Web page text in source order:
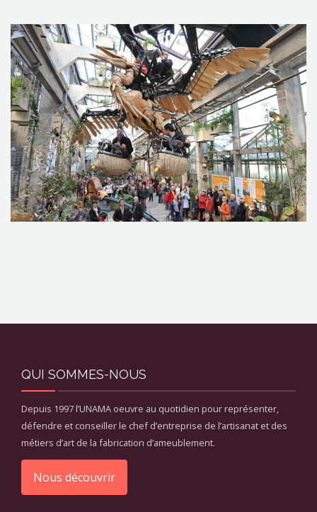
QUI SOMMES-NOUS
Depuis 1997 l’UNAMA oeuvre au quotidien pour représenter,
défendre et conseiller le chef d’entreprise de l’artisanat et des
métiers d’art de la fabrication d’ameublement.
Nous découvrir